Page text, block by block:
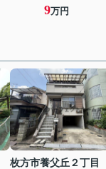
9万円
枚方市養父丘２丁目